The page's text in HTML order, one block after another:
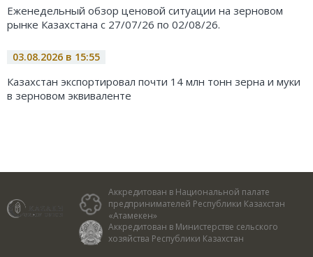
Еженедельный обзор ценовой ситуации на зерновом
рынке Казахстана с 27/07/26 по 02/08/26.
03.08.2026 в 15:55
Казахстан экспортировал почти 14 млн тонн зерна и муки
в зерновом эквиваленте
Аккредитован в Национальной палате
предпринимателей Республики Казахстан
«Атамекен»
Аккредитован в Министерстве сельского
хозяйства Республики Казахстан